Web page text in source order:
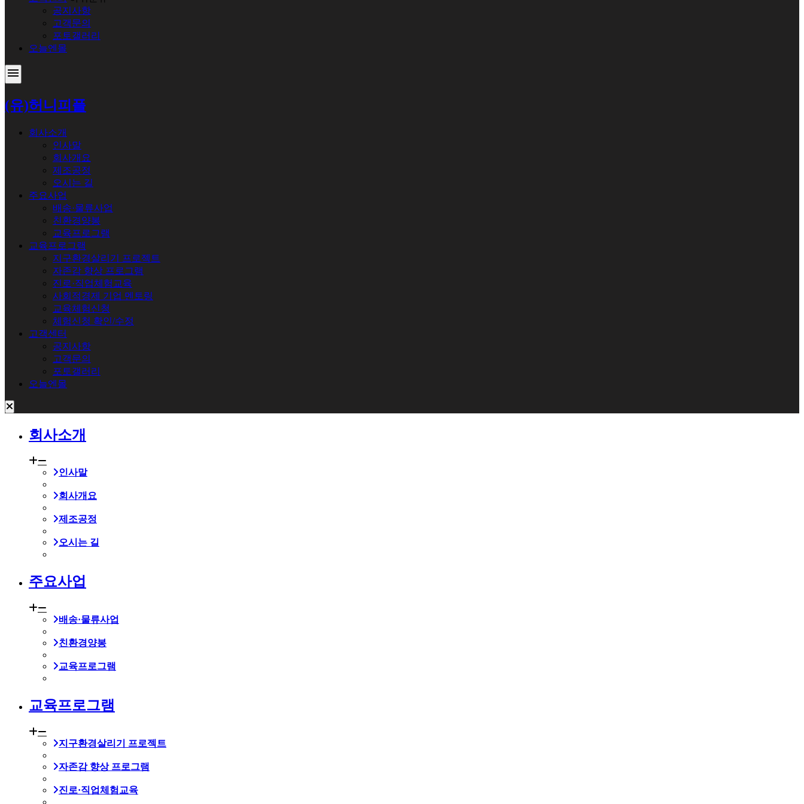
공지사항
고객문의
포토갤러리
오늘엔몰
menu
(유)허니피플
회사소개
인사말
회사개요
제조공정
오시는 길
주요사업
배송·물류사업
친환경양봉
교육프로그램
교육프로그램
지구환경살리기 프로젝트
자존감 향상 프로그램
진로·직업체험교육
사회적경제 기업 멘토링
교육체험신청
체험신청 확인/수정
고객센터
공지사항
고객문의
포토갤러리
오늘엔몰
회사소개
인사말
회사개요
제조공정
오시는 길
주요사업
배송·물류사업
친환경양봉
교육프로그램
교육프로그램
지구환경살리기 프로젝트
자존감 향상 프로그램
진로·직업체험교육